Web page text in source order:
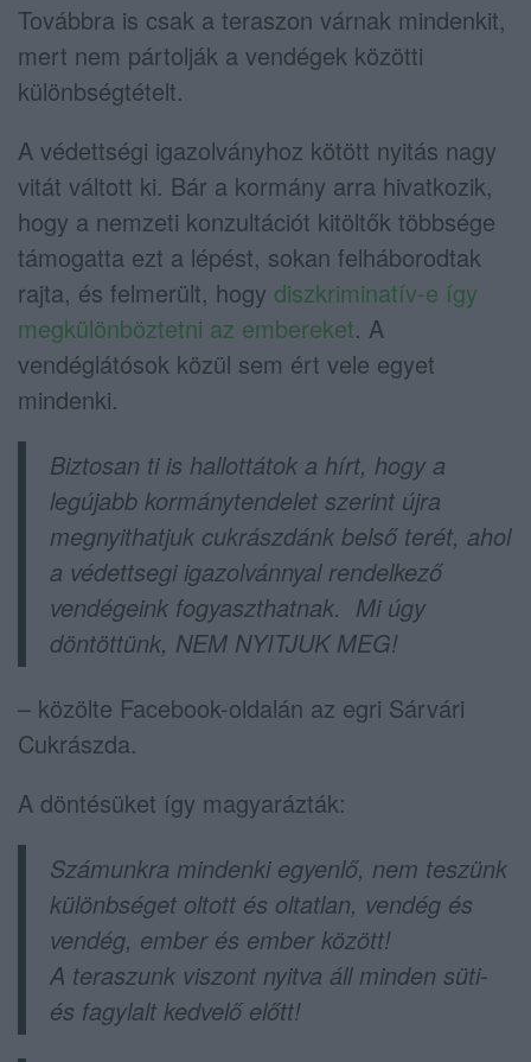
Továbbra is csak a teraszon várnak mindenkit,
mert nem pártolják a vendégek közötti
különbségtételt.
A védettségi igazolványhoz kötött nyitás nagy
vitát váltott ki. Bár a kormány arra hivatkozik,
hogy a nemzeti konzultációt kitöltők többsége
támogatta ezt a lépést, sokan felháborodtak
rajta, és felmerült, hogy diszkriminatív-e így
megkülönböztetni az embereket. A
vendéglátósok közül sem ért vele egyet
mindenki.
Biztosan ti is hallottátok a hírt, hogy a
legújabb kormánytendelet szerint újra
megnyithatjuk cukrászdánk belső terét, ahol
a védettsegi igazolvánnyal rendelkező
vendégeink fogyaszthatnak. Mi úgy
döntöttünk, NEM NYITJUK MEG!
– közölte Facebook-oldalán az egri Sárvári
Cukrászda.
A döntésüket így magyarázták:
Számunkra mindenki egyenlő, nem teszünk
különbséget oltott és oltatlan, vendég és
vendég, ember és ember között!
A teraszunk viszont nyitva áll minden süti-
és fagylalt kedvelő előtt!